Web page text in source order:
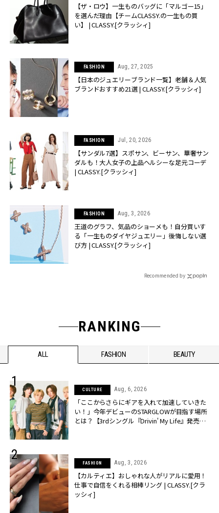
【ザ・ロウ】一生ものバッグに「マルゴー15」
を選んだ理由【チームCLASSY.の一生もの買
い】 | CLASSY.[クラッシィ]
FASHION Aug, 27, 2025
【日本のジュエリーブランド一覧】老舗＆人気
ブランドおすすめ21選 | CLASSY.[クラッシィ]
FASHION Jul, 20, 2026
【サンダル7選】スポサン、ビーサン、華奢サン
ダルも！大人女子の上品ヘルシーな足元コーデ
| CLASSY.[クラッシィ]
FASHION Aug, 3, 2026
王道のグラフ、気品のショーメも！自分買いす
る「一生ものダイヤジュエリー」後悔しない選
び方 | CLASSY.[クラッシィ]
Recommended by
RANKING
ALL FASHION BEAUTY
CULTURE Aug, 6, 2026
「ここからさらにギアを入れて加速していきた
い！」今年デビューのSTARGLOWが目指す場所
とは？【3rdシングル『Drivin' My Life』発売】 |
FASHION Aug, 3, 2026
【カルティエ】おしゃれな人がリアルに愛用！
仕事で自信をくれる相棒リング | CLASSY.[クラ
ッシィ]